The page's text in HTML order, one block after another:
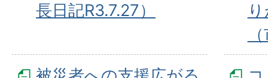
長日記R3.7.27）